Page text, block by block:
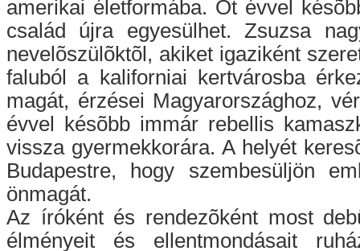
amerikai életformába. Öt évvel
család újra egyesülhet. Zsuzsa
nevelõszülõktõl, akiket igaziként
faluból a kaliforniai kertvárosba
magát, érzései Magyarországhoz,
évvel késõbb immár rebellis
vissza gyermekkorára. A helyét
Budapestre, hogy szembesüljön
önmagát.
Az íróként és rendezõként most
élményeit és ellentmondásait